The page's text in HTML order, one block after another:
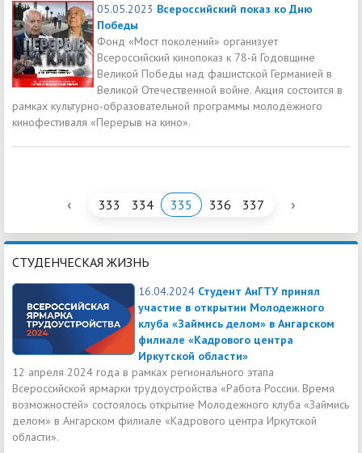
05.05.2023 Всероссийский показ ко Дню
Победы
Фонд «Мост поколений» организует
Всероссийский кинопоказ к 78-й Годовщине
Великой Победы над фашистской Германией в
Великой Отечественной войне. Акция состоится в
рамках культурно-образовательной программы молодёжного
кинофестиваля «Перерыв на кино».
‹ 333 334 335 336 337 ›
СТУДЕНЧЕСКАЯ ЖИЗНЬ
16.04.2024 Студент АнГТУ принял
участие в открытии Молодежного
клуба «Займись делом» в Ангарском
филиале «Кадрового центра
Иркутской области»
12 апреля 2024 года в рамках регионального этапа
Всероссийской ярмарки трудоустройства «Работа России. Время
возможностей» состоялось открытие Молодежного клуба «Займись
делом» в Ангарском филиале «Кадрового центра Иркутской
области».